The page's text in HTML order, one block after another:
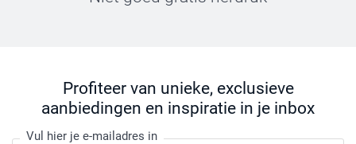
Profiteer van unieke, exclusieve
aanbiedingen en inspiratie in je inbox
Vul hier je e-mailadres in